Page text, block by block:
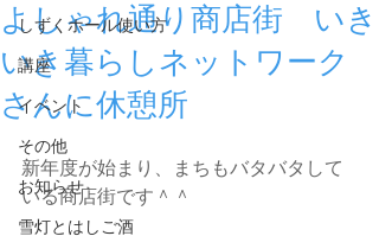
しずくホール使い方
講座
イベント
その他
お知らせ
雪灯とはしご酒
よしゃれ通り商店街 いき
いき暮らしネットワーク
さんに休憩所
新年度が始まり、まちもバタバタして
いる商店街です＾＾